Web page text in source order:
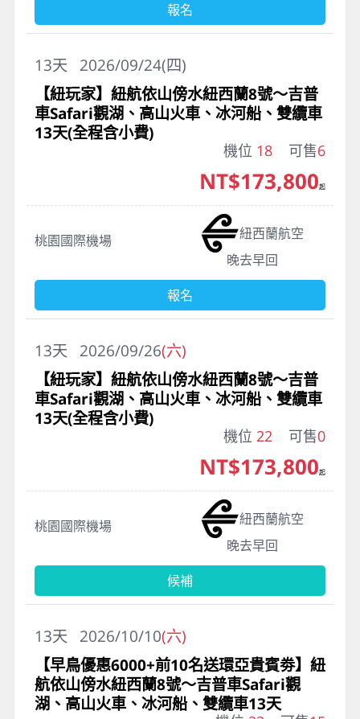
報名
2026/09/24(四)
13天
【紐玩家】紐航依山傍水紐西蘭8號～吉普
車Safari觀湖、高山火車、冰河船、雙纜車
13天(全程含小費)
機位 18 可售6
桃園國際機場
紐西蘭航空
晚去早回
NT$173,800起
報名
2026/09/26(六)
13天
【紐玩家】紐航依山傍水紐西蘭8號～吉普
車Safari觀湖、高山火車、冰河船、雙纜車
13天(全程含小費)
機位 22 可售0
桃園國際機場
紐西蘭航空
晚去早回
NT$173,800起
候補
2026/10/10(六)
13天
【早鳥優惠6000+前10名送環亞貴賓劵】紐
航依山傍水紐西蘭8號～吉普車Safari觀
湖、高山火車、冰河船、雙纜車13天